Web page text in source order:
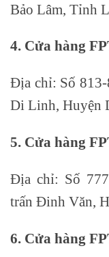
Bảo Lâm, Tỉnh
4. Cửa hàng
Địa chỉ: Số
Di Linh, Huyện
5. Cửa hàng
Địa chỉ: Số
trấn Đinh Văn,
6. Cửa hàng